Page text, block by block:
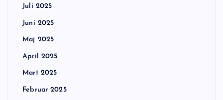
Juli 2025
Juni 2025
Maj 2025
April 2025
Mart 2025
Februar 2025